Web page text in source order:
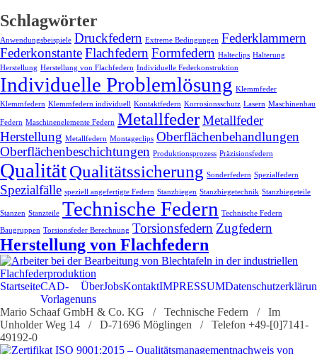
Schlagwörter
Anwendungsbeispiele Druckfedern Extreme Bedingungen Federklammern
FederkonstanteFlachfedern Formfedern Halteclips Halterung
Herstellung Herstellung von Flachfedern Individuelle Federkonstruktion
Individuelle Problemlösung Klemmfeder
Klemmfedern Klemmfedern individuell Kontaktfedern Korrosionsschutz Lasern Maschinenbau
Federn Maschinenelemente Federn MetallfederMetallfeder
Herstellung Metallfedern Montageclips Oberflächenbehandlungen
Oberflächenbeschichtungen Produktionsprozess Präzisionsfedern
QualitätQualitätssicherung Sonderfedern Spezialfedern
Spezialfälle speziell angefertigte Federn Stanzbiegen Stanzbiegetechnik Stanzbiegeteile
Stanzen Stanzteile Technische Federn Technische Federn
Baugruppen Torsionsfeder Berechnung Torsionsfedern Zugfedern
Herstellung von Flachfedern
StartseiteCAD-
Vorlagen
Über
uns
JobsKontaktIMPRESSUM
Mario Schaaf GmbH & Co. KG / Technische Federn / Im
Unholder Weg 14 / D-71696 Möglingen / Telefon +49-[0]7141-
49192-0